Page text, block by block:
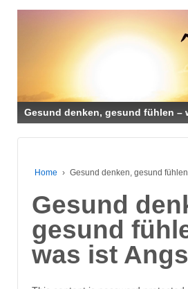
Gesund denken, gesund fühlen –
Home › Gesund denken, gesund
Gesund
gesund
was ist